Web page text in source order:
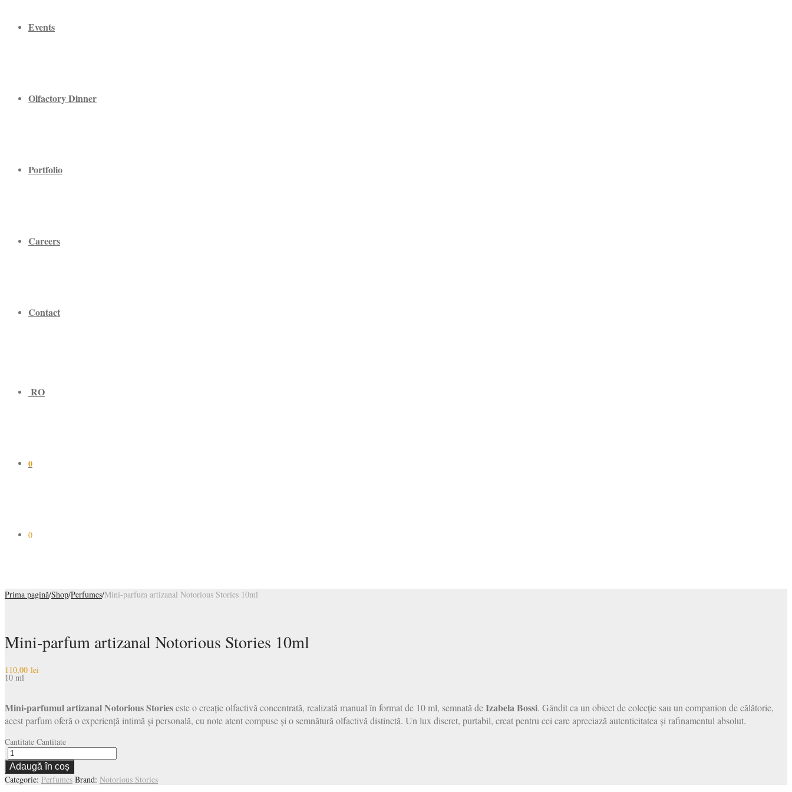
Events
Olfactory Dinner
Portfolio
Careers
Contact
RO
0
0
Prima pagină/Shop/Perfumes/Mini-parfum artizanal Notorious Stories 10ml
Mini-parfum artizanal Notorious Stories 10ml
110,00 lei
10 ml
Mini-parfumul artizanal Notorious Storieseste o creație olfactivă concentrată, realizată manual în format de 10 ml, semnată deIzabela Bossi. Gândit ca un obiect de colecție sau un companion de călătorie,
acest parfum oferă o experiență intimă și personală, cu note atent compuse și o semnătură olfactivă distinctă. Un lux discret, purtabil, creat pentru cei care apreciază autenticitatea și rafinamentul absolut.
Cantitate Cantitate
Adaugă în coș
Categorie: Perfumes Brand: Notorious Stories